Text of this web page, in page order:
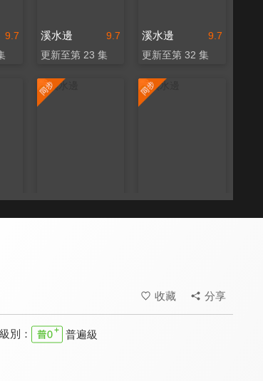
9.7 9.7
溪水邊
更新至第 23 集
9.7
溪水邊
更新至第 32 集
收藏 分享
級別： 普遍級